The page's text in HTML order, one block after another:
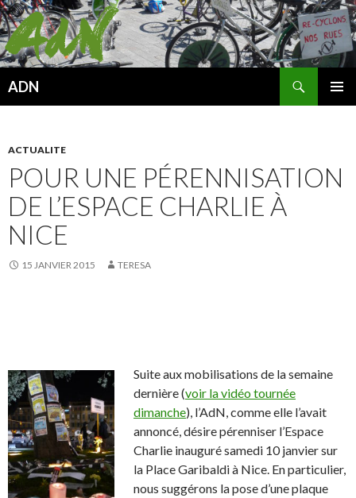
ADN
ACTUALITE
POUR UNE PÉRENNISATION
DE L’ESPACE CHARLIE À
NICE
15 JANVIER 2015 TERESA
Suite aux mobilisations de la semaine
dernière (voir la vidéo tournée
dimanche), l’AdN, comme elle l’avait
annoncé, désire pérenniser l’Espace
Charlie inauguré samedi 10 janvier sur
la Place Garibaldi à Nice. En particulier,
nous suggérons la pose d’une plaque